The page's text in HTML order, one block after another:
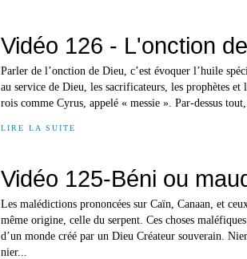
Vidéo 126 - L'onction
Parler de l’onction de Dieu, c’est évoquer l’huile
au service de Dieu, les sacrificateurs, les prophètes et
rois comme Cyrus, appelé « messie ». Par-dessus
LIRE LA SUITE
Vidéo 125-Béni ou
Les malédictions prononcées sur Caïn, Canaan, et
même origine, celle du serpent. Ces choses
d’un monde créé par un Dieu Créateur souverain.
nier...